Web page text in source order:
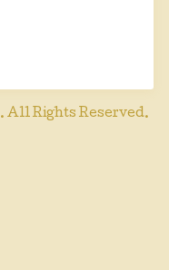
. All Rights Reserved.